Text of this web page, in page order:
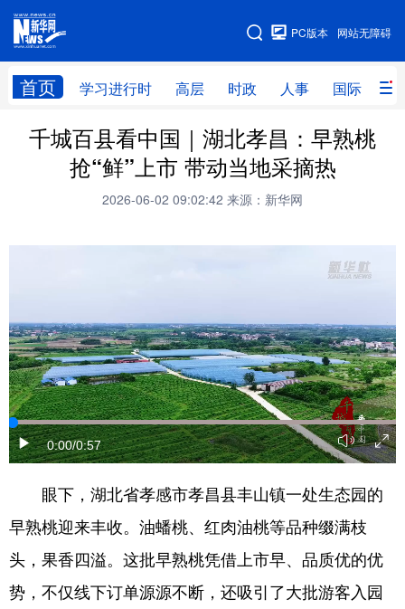
网站无障碍
PC版本
首页 学习进行时 高层 时政 人事 国际 财
网站地图
学习进行时 高层 时政 人事
国际 财经 网评 港澳
全球连线
科技 科创 量子 体育
访谈 视频 图片 政务
法律 中央文件 金融 汽车
食品 人居 信息化 数字经济
学术中国 乡村振兴 银龄 溯源中国
彩票 娱乐 时尚 悦读
公益 一带一路 亚太网 上市公司
文化产业
千城百县看中国｜湖北孝昌：早熟桃
抢“鲜”上市 带动当地采摘热
2026-06-02 09:02:42 来源：新华网
0:00/0:57
眼下，湖北省孝感市孝昌县丰山镇一处生态园的
早熟桃迎来丰收。油蟠桃、红肉油桃等品种缀满枝
头，果香四溢。这批早熟桃凭借上市早、品质优的优
势，不仅线下订单源源不断，还吸引了大批游客入园